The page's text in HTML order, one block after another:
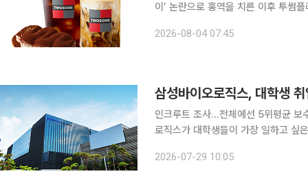
이’ 논란으로 홍역을 치른 이후 투썸플레이
지에이웍스 모바일인덱스 집계에 따
2026-08-04 07:45
삼성바이오로직스, 대학생
인크루트 조사…전체에선 5위평균 보수,
로직스가 대학생들이 가장 일하고 싶
면 인크루트가 발표한 ‘2026 대학생
2026-07-29 10:05